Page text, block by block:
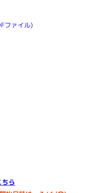
ファイル)
ちら